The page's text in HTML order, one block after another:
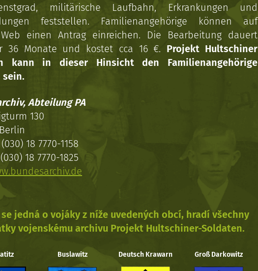
militärische Laufbahn, Erkrankungen und
feststellen. Familienangehörige können auf
einen Antrag einreichen. Die Bearbeitung dauert
36 Monate und kostet cca 16 €. Projekt Hultschiner
kann in dieser Hinsicht den Familienangehörige
Abteilung PA
130
18 7770-1158
18 7770-1825
jedná o vojáky z níže uvedených obcí, hradí všechny
vojenskému archivu Projekt Hultschiner-Soldaten.
Buslawitz Deutsch Krawarn Groß Darkowitz